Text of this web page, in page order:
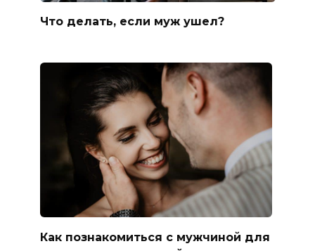
Что делать, если муж ушел?
Как познакомиться с мужчиной для